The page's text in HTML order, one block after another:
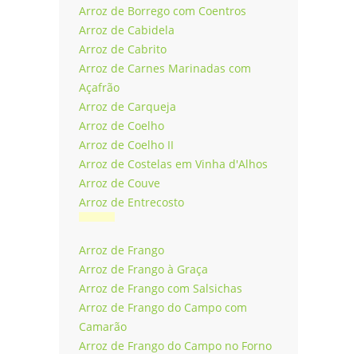
Arroz de Borrego com Coentros
Arroz de Cabidela
Arroz de Cabrito
Arroz de Carnes Marinadas com
Açafrão
Arroz de Carqueja
Arroz de Coelho
Arroz de Coelho II
Arroz de Costelas em Vinha d'Alhos
Arroz de Couve
Arroz de Entrecosto
Arroz de Frango
Arroz de Frango à Graça
Arroz de Frango com Salsichas
Arroz de Frango do Campo com
Camarão
Arroz de Frango do Campo no Forno